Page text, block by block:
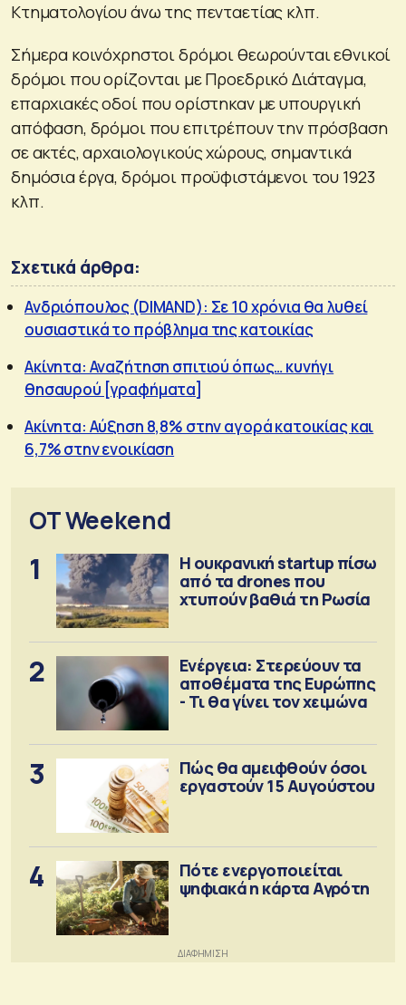
Κτηματολογίου άνω της πενταετίας κλπ.
Σήμερα κοινόχρηστοι δρόμοι θεωρούνται εθνικοί
δρόμοι που ορίζονται με Προεδρικό Διάταγμα,
επαρχιακές οδοί που ορίστηκαν με υπουργική
απόφαση, δρόμοι που επιτρέπουν την πρόσβαση
σε ακτές, αρχαιολογικούς χώρους, σημαντικά
δημόσια έργα, δρόμοι προϋφιστάμενοι του 1923
κλπ.
Σχετικά άρθρα:
Ανδριόπουλος (DIMAND): Σε 10 χρόνια θα λυθεί
ουσιαστικά το πρόβλημα της κατοικίας
Ακίνητα: Αναζήτηση σπιτιού όπως… κυνήγι
θησαυρού [γραφήματα]
Ακίνητα: Αύξηση 8,8% στην αγορά κατοικίας και
6,7% στην ενοικίαση
OT Weekend
1
Η ουκρανική startup πίσω
από τα drones που
χτυπούν βαθιά τη Ρωσία
2
Ενέργεια: Στερεύουν τα
αποθέματα της Ευρώπης
- Τι θα γίνει τον χειμώνα
3
Πώς θα αμειφθούν όσοι
εργαστούν 15 Αυγούστου
4
Πότε ενεργοποιείται
ψηφιακά η κάρτα Αγρότη